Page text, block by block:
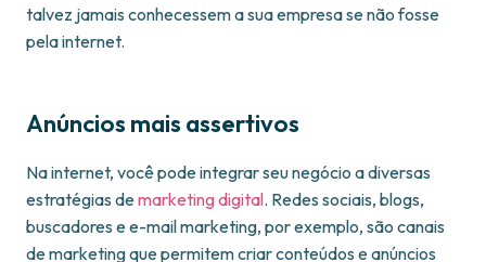
talvez jamais conhecessem a sua empresa se não fosse
pela internet.
Anúncios mais assertivos
Na internet, você pode integrar seu negócio a diversas
estratégias demarketing digital. Redes sociais, blogs,
buscadores e e-mail marketing, por exemplo, são canais
de marketing que permitem criar conteúdos e anúncios